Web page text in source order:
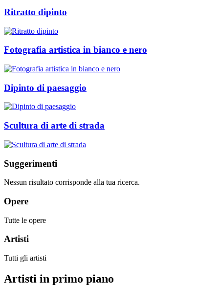
Ritratto dipinto
Fotografia artistica in bianco e nero
Dipinto di paesaggio
Scultura di arte di strada
Suggerimenti
Nessun risultato corrisponde alla tua ricerca.
Opere
Tutte le opere
Artisti
Tutti gli artisti
Artisti in primo piano